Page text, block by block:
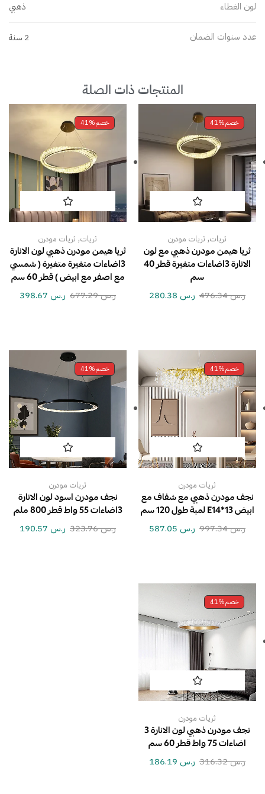
لون الغطاء ذهبي
عدد سنوات الضمان 2 سنة
المنتجات ذات الصلة
خصم41%
ثريات, ثريات مودرن
ثريا هيمن مودرن ذهبي مع لون
الانارة 3اضاءات متغيرة قطر 40
سم
ر.س476.34 ر.س
خصم41%
ثريات, ثريات مودرن
ثريا هيمن مودرن ذهبي لون الانارة
3اضاءات متغيرة متغيرة ( شمسي
مع اصفر مع ابيض ) قطر 60 سم
ر.س677.29 ر.س
خصم41%
ثريات مودرن
نجف مودرن ذهبي مع شفاف مع
ابيض E14*13 لمبة طول 120 سم
ر.س997.34 ر.س
خصم41%
ثريات مودرن
نجف مودرن اسود لون الانارة
3اضاءات 55 واط قطر 800 ملم
ر.س323.76 ر.س
خصم41%
ثريات مودرن
نجف مودرن ذهبي لون الانارة 3
اضاءات 75 واط قطر 60 سم
ر.س316.32 ر.س